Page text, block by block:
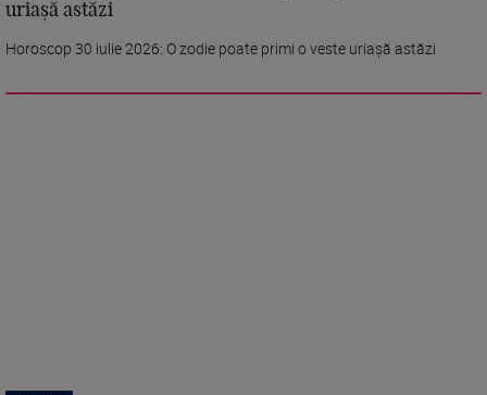
uriașă astăzi
Horoscop 30 iulie 2026: O zodie poate primi o veste uriașă astăzi